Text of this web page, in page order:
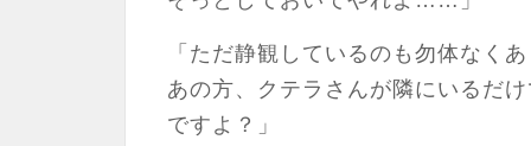
「ただ静観しているのも勿体な
あの方、クテラさんが隣にいるだ
ですよ？」